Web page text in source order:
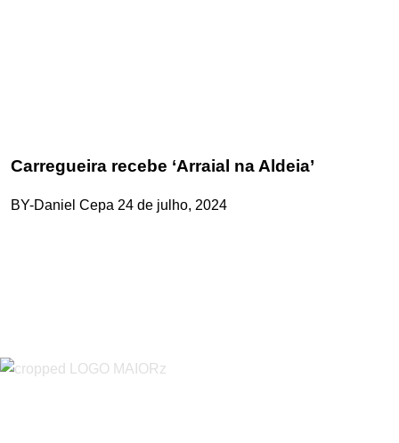
Carregueira recebe ‘Arraial na Aldeia’
BY-Daniel Cepa 24 de julho, 2024